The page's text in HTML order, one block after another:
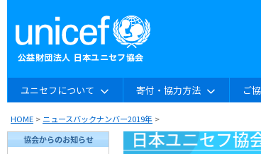
ユニセフについて 寄付・協力方法 ご
HOME > ニュースバックナンバー2019年 >
協会からのお知らせ